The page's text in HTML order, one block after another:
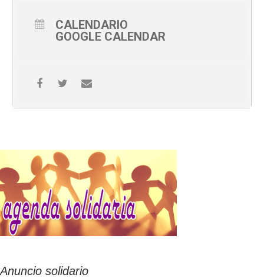
CALENDARIO
GOOGLE CALENDAR
Anuncio solidario